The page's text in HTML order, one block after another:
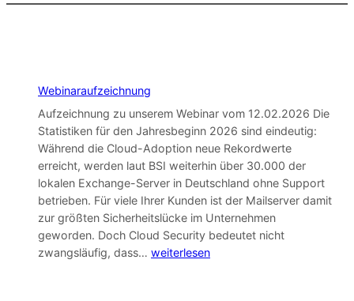
Webinaraufzeichnung
Aufzeichnung zu unserem Webinar vom 12.02.2026 Die
Statistiken für den Jahresbeginn 2026 sind eindeutig:
Während die Cloud-Adoption neue Rekordwerte
erreicht, werden laut BSI weiterhin über 30.000 der
lokalen Exchange-Server in Deutschland ohne Support
betrieben. Für viele Ihrer Kunden ist der Mailserver damit
zur größten Sicherheitslücke im Unternehmen
geworden. Doch Cloud Security bedeutet nicht
zwangsläufig, dass… Webinaraufzeichnung
weiterlesen